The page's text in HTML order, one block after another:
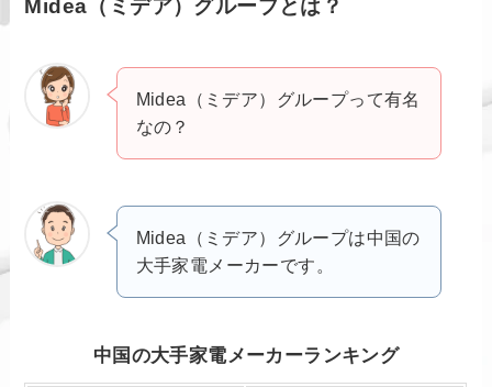
Midea（ミデア）グループとは？
Midea（ミデア）グループって有名
なの？
Midea（ミデア）グループは中国の
大手家電メーカーです。
中国の大手家電メーカーランキング